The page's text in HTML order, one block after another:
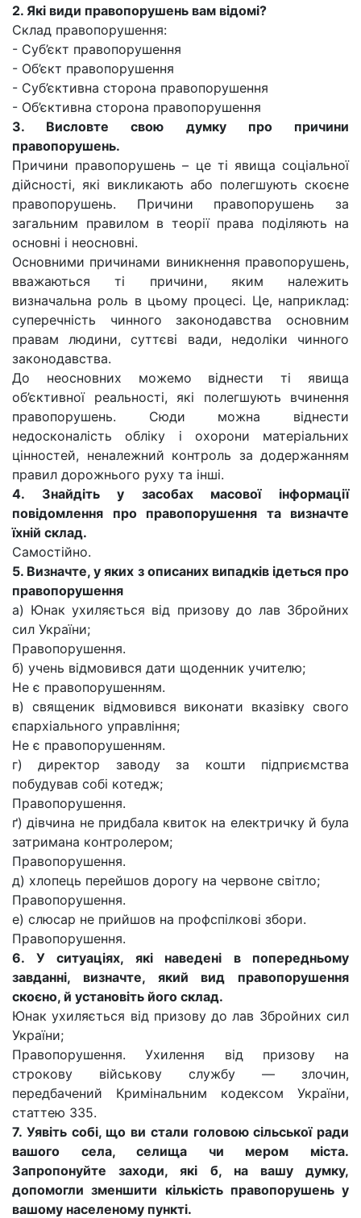
2. Які види правопорушень вам відомі?
Склад правопорушення:
- Суб’єкт правопорушення
- Об’єкт правопорушення
- Суб’єктивна сторона правопорушення
- Об’єктивна сторона правопорушення
3. Висловте свою думку про причини
правопорушень.
Причини правопорушень – це ті явища соціальної
дійсності, які викликають або полегшують скоєне
правопорушень. Причини правопорушень за
загальним правилом в теорії права поділяють на
основні і неосновні.
Основними причинами виникнення правопорушень,
вважаються ті причини, яким належить
визначальна роль в цьому процесі. Це, наприклад:
суперечність чинного законодавства основним
правам людини, суттєві вади, недоліки чинного
законодавства.
До неосновних можемо віднести ті явища
об’єктивної реальності, які полегшують вчинення
правопорушень. Сюди можна віднести
недосконалість обліку і охорони матеріальних
цінностей, неналежний контроль за додержанням
правил дорожнього руху та інші.
4. Знайдіть у засобах масової інформації
повідомлення про правопорушення та визначте
їхній склад.
Самостійно.
5. Визначте, у яких з описаних випадків ідеться про
правопорушення
а) Юнак ухиляється від призову до лав Збройних
сил України;
Правопорушення.
б) учень відмовився дати щоденник учителю;
Не є правопорушенням.
в) священик відмовився виконати вказівку свого
єпархіального управління;
Не є правопорушенням.
г) директор заводу за кошти підприємства
побудував собі котедж;
Правопорушення.
ґ) дівчина не придбала квиток на електричку й була
затримана контролером;
Правопорушення.
д) хлопець перейшов дорогу на червоне світло;
Правопорушення.
е) слюсар не прийшов на профспілкові збори.
Правопорушення.
6. У ситуаціях, які наведені в попередньому
завданні, визначте, який вид правопорушення
скоєно, й установіть його склад.
Юнак ухиляється від призову до лав Збройних сил
України;
Правопорушення. Ухилення від призову на
строкову військову службу — злочин,
передбачений Кримінальним кодексом України,
статтею 335.
7. Уявіть собі, що ви стали головою сільської ради
вашого села, селища чи мером міста.
Запропонуйте заходи, які б, на вашу думку,
допомогли зменшити кількість правопорушень у
вашому населеному пункті.